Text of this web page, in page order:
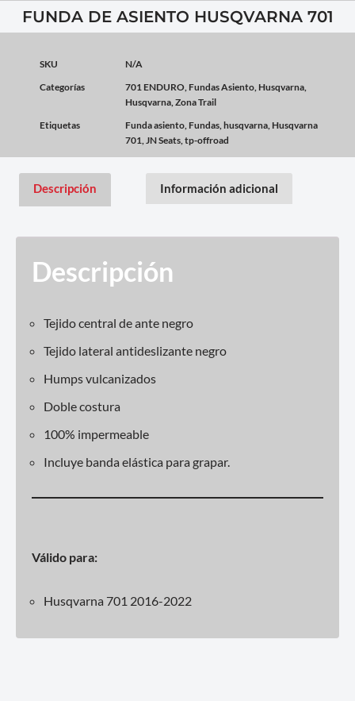
FUNDA DE ASIENTO HUSQVARNA 701
SKU
N/A
Categorías
701 ENDURO Fundas Asiento Husqvarna
Husqvarna Zona Trail
Etiquetas
Funda asiento Fundas husqvarna Husqvarna
701 JN Seats tp-offroad
Descripción Información adicional
Descripción
Tejido central de ante negro
Tejido lateral antideslizante negro
Humps vulcanizados
Doble costura
100% impermeable
Incluye banda elástica para grapar.
Válido para:
Husqvarna 701 2016-2022